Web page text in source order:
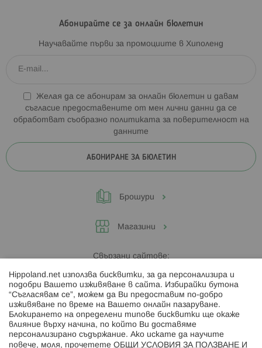
Абонирайте се за онлайн бюлетин
Научавайте първи за промоциите в Хиполенд
Желая да се абонирам за онлайн бюлетин и давам
съгласие предоставените от мен лични данни да се
обработват съобразно политиката за поверителност на
данните
АБОНИРАНЕ ЗА БЮЛЕТИН
Брошури
Магазини
Свързани сайтове:
Hippoland.ro
Последвайте ни:
Hippoland.net използва бисквитки, за да персонализира и
подобри Вашето изживяване в сайта. Избирайки бутона
“Съгласявам се”, можем да Ви предоставим по-добро
изживяване по време на Вашето онлайн пазаруване.
Блокирането на определени типове бисквитки ще окаже
влияние върху начина, по който Ви доставяме
персонализирано съдържание. Ако искате да научите
повече, моля, прочетете ОБЩИ УСЛОВИЯ ЗА ПОЛЗВАНЕ И